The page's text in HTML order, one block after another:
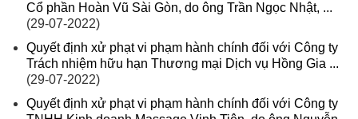
Cổ phần Hoàn Vũ Sài Gòn, do ông Trần Ngọc Nhật, ...
(29-07-2022)
Quyết định xử phạt vi phạm hành chính đối với Công ty
Trách nhiệm hữu hạn Thương mại Dịch vụ Hồng Gia ...
(29-07-2022)
Quyết định xử phạt vi phạm hành chính đối với Công ty